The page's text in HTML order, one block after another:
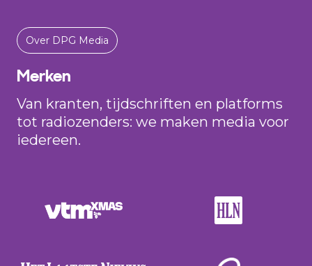
Over DPG Media
Merken
Van kranten, tijdschriften en platforms
tot radiozenders: we maken media voor
iedereen.